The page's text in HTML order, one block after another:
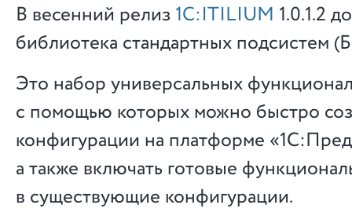
В весенний релиз 1С:ITILIUM 1.0.1.2
библиотека стандартных подсистем
Это набор универсальных
с помощью которых можно быстро
конфигурации на платформе
а также включать готовые
в существующие конфигурации.